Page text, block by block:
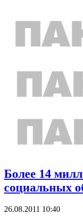
Более 14
социальных
26.08.2011 10:40